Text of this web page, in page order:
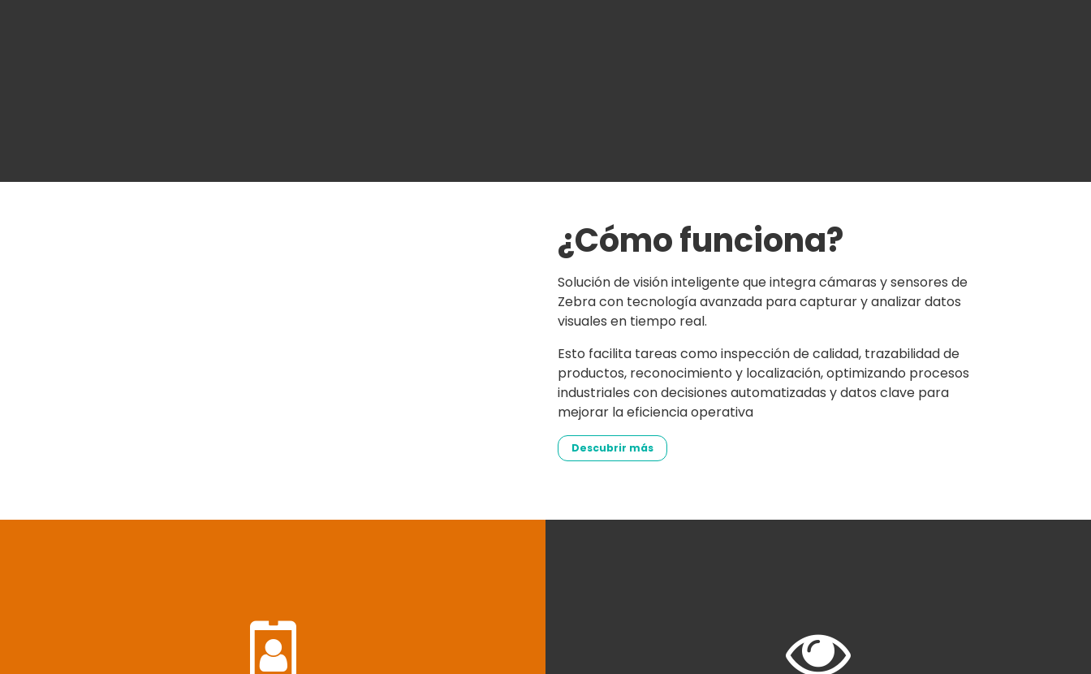
¿Cómo funciona?
Solución de visión inteligente que integra cámaras y sensores de
Zebra con tecnología avanzada para capturar y analizar datos
visuales en tiempo real.
Esto facilita tareas como inspección de calidad, trazabilidad de
productos, reconocimiento y localización, optimizando procesos
industriales con decisiones automatizadas y datos clave para
mejorar la eficiencia operativa
Descubrir más